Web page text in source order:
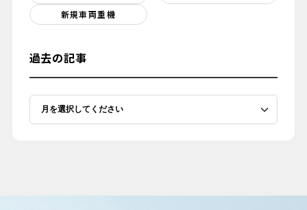
079-447-4112
お問い合わせ
新規車両重機
過去の記事